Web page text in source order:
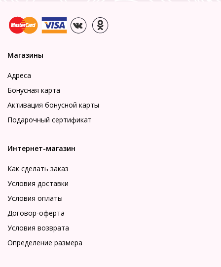
Магазины
Адреса
Бонусная карта
Активация бонусной карты
Подарочный сертификат
Интернет-магазин
Как сделать заказ
Условия доставки
Условия оплаты
Договор-оферта
Условия возврата
Определение размера